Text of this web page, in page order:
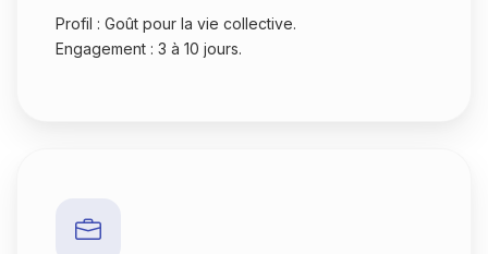
Profil : Goût pour la vie collective.
Engagement : 3 à 10 jours.